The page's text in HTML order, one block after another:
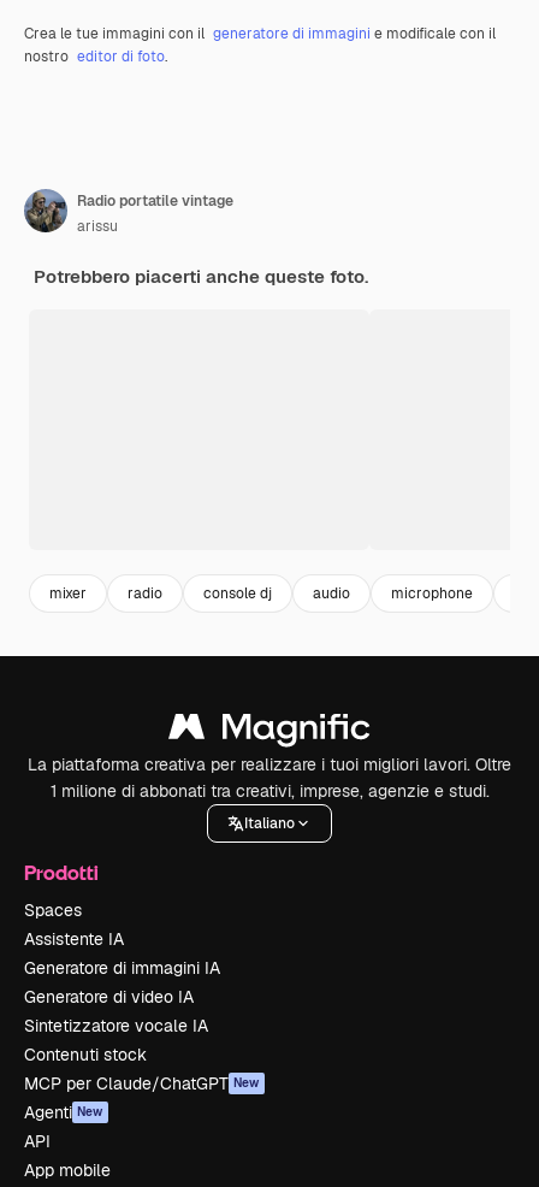
Crea le tue immagini con il generatore di immagini e modificale con il
nostro editor di foto.
Radio portatile vintage
arissu
Potrebbero piacerti anche queste foto.
mixer radio console dj audio microphone
La piattaforma creativa per realizzare i tuoi migliori lavori. Oltre
1 milione di abbonati tra creativi, imprese, agenzie e studi.
Italiano
Prodotti
Spaces
Assistente IA
Generatore di immagini IA
Generatore di video IA
Sintetizzatore vocale IA
Contenuti stock
MCP per Claude/ChatGPT New
Agenti New
API
App mobile